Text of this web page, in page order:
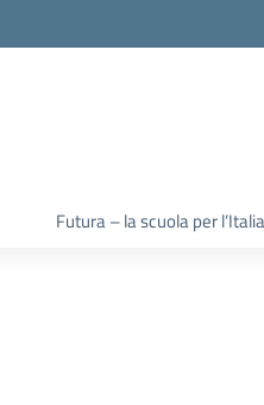
Futura – la scuola per